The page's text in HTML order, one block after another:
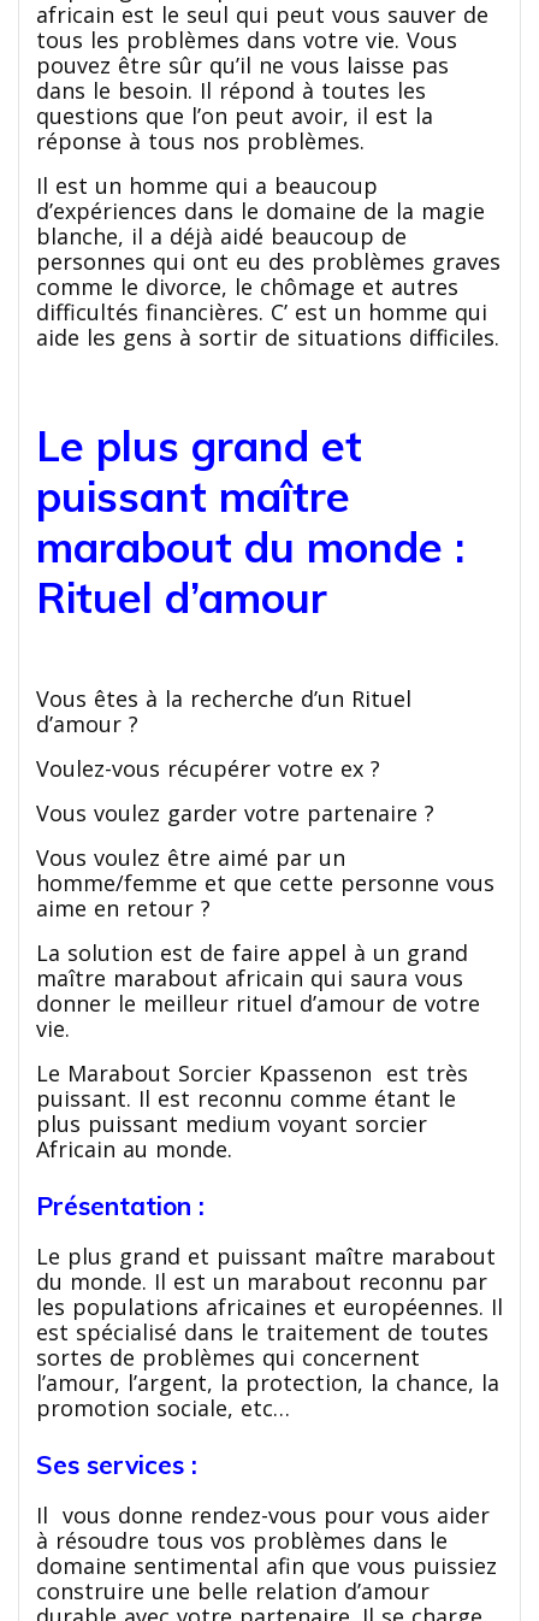
africain est le seul qui peut vous sauver de
tous les problèmes dans votre vie. Vous
pouvez être sûr qu’il ne vous laisse pas
dans le besoin. Il répond à toutes les
questions que l’on peut avoir, il est la
réponse à tous nos problèmes.
Il est un homme qui a beaucoup
d’expériences dans le domaine de la magie
blanche, il a déjà aidé beaucoup de
personnes qui ont eu des problèmes graves
comme le divorce, le chômage et autres
difficultés financières. C’ est un homme qui
aide les gens à sortir de situations difficiles.
Le plus grand et
puissant maître
marabout du monde :
Rituel d’amour
Vous êtes à la recherche d’un Rituel
d’amour ?
Voulez-vous récupérer votre ex ?
Vous voulez garder votre partenaire ?
Vous voulez être aimé par un
homme/femme et que cette personne vous
aime en retour ?
La solution est de faire appel à un grand
maître marabout africain qui saura vous
donner le meilleur rituel d’amour de votre
vie.
Le Marabout Sorcier Kpassenon est très
puissant. Il est reconnu comme étant le
plus puissant medium voyant sorcier
Africain au monde.
Présentation :
Le plus grand et puissant maître marabout
du monde. Il est un marabout reconnu par
les populations africaines et européennes. Il
est spécialisé dans le traitement de toutes
sortes de problèmes qui concernent
l’amour, l’argent, la protection, la chance, la
promotion sociale, etc…
Ses services :
Il vous donne rendez-vous pour vous aider
à résoudre tous vos problèmes dans le
domaine sentimental afin que vous puissiez
construire une belle relation d’amour